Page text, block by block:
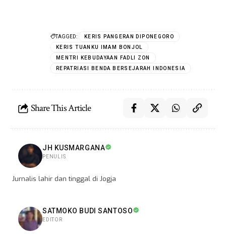
TAGGED:
KERIS PANGERAN DIPONEGORO
KERIS TUANKU IMAM BONJOL
MENTRI KEBUDAYAAN FADLI ZON
REPATRIASI BENDA BERSEJARAH INDONESIA
Share This Article
JH KUSMARGANA
PENULIS
Jurnalis lahir dan tinggal di Jogja
SATMOKO BUDI SANTOSO
EDITOR